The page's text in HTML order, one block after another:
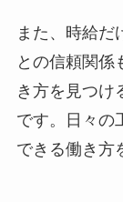
また、時給だ
との信頼関係
き方を見つけ
です。日々の
できる働き方